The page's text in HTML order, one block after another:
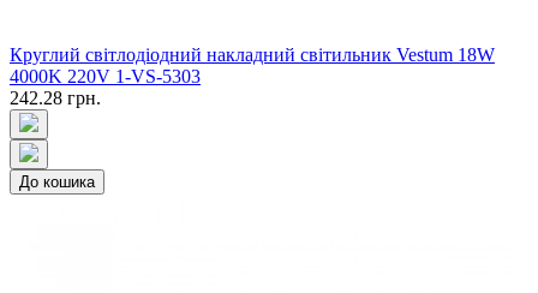
Круглий світлодіодний накладний світильник Vestum 18W
4000K 220V 1-VS-5303
242.28 грн.
До кошика